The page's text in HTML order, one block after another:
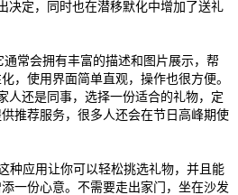
决定，同时也在潜移默化中增加了送礼
常会拥有丰富的描述和图片展示，帮
，使用界面简单直观，操作也很方便。
人还是同事，选择一份适合的礼物，定
推荐服务，很多人还会在节日高峰期使
种应用让你可以轻松挑选礼物，并且能
一份心意。不需要走出家门，坐在沙发